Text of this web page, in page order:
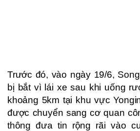
Trước đó, vào ngày 19/6,
bị bắt vì lái xe sau khi uống
khoảng 5km tại khu vực
được chuyển sang cơ quan
thông đưa tin rộng rãi vào